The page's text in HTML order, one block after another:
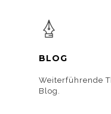
BLOG
Weiterführende
Blog.